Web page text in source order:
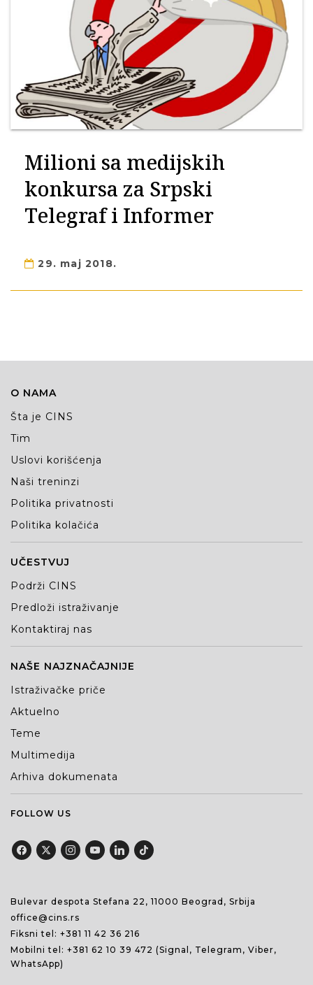
Milioni sa medijskih
konkursa za Srpski
Telegraf i Informer
29. maj 2018.
O NAMA
Šta je CINS
Tim
Uslovi korišćenja
Naši treninzi
Politika privatnosti
Politika kolačića
UČESTVUJ
Podrži CINS
Predloži istraživanje
Kontaktiraj nas
NAŠE NAJZNAČAJNIJE
Istraživačke priče
Aktuelno
Teme
Multimedija
Arhiva dokumenata
FOLLOW US
Bulevar despota Stefana 22, 11000 Beograd, Srbija
office@cins.rs
Fiksni tel: +381 11 42 36 216
Mobilni tel: +381 62 10 39 472 (Signal, Telegram, Viber,
WhatsApp)